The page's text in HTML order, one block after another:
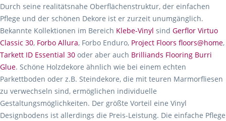
Durch seine realitätsnahe Oberflächenstruktur, der einfachen
Pflege und der schönen Dekore ist er zurzeit unumgänglich.
Bekannte Kollektionen im Bereich Klebe-Vinyl sind Gerflor Virtuo
Classic 30, Forbo Allura, Forbo Enduro, Project Floors floors@home,
Tarkett ID Essential 30 oder aber auch Brilliands Flooring Burri
Glue. Schöne Holzdekore ähnlich wie bei einem echten
Parkettboden oder z.B. Steindekore, die mit teuren Marmorfliesen
zu verwechseln sind, ermöglichen individuelle
Gestaltungsmöglichkeiten. Der größte Vorteil eine Vinyl
Designbodens ist allerdings die Preis-Leistung. Die einfache Pflege